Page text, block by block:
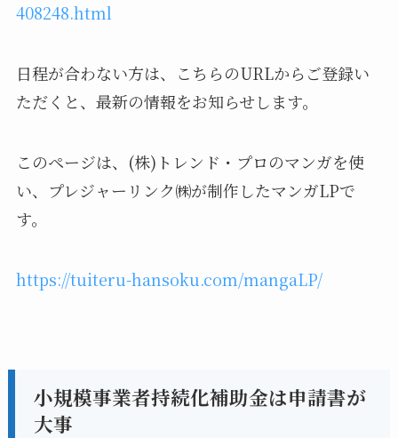
408248.html
日程が合わない方は、こちらのURLからご登録い
ただくと、最新の情報をお知らせします。
このページは、(株)トレンド・プロのマンガを使
い、プレジャーリンク㈱が制作したマンガLPで
す。
https://tuiteru-hansoku.com/mangaLP/
小規模事業者持続化補助金は申請書が
大事